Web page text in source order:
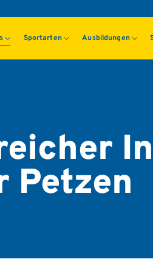
Sportarten Ausbildungen
Petzen